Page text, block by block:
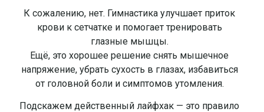
К сожалению, нет. Гимнастика улучшает приток
крови к сетчатке и помогает тренировать
глазные мышцы.
Ещё, это хорошее решение снять мышечное
напряжение, убрать сухость в глазах, избавиться
от головной боли и симптомов утомления.
Подскажем действенный лайфхак — это правило